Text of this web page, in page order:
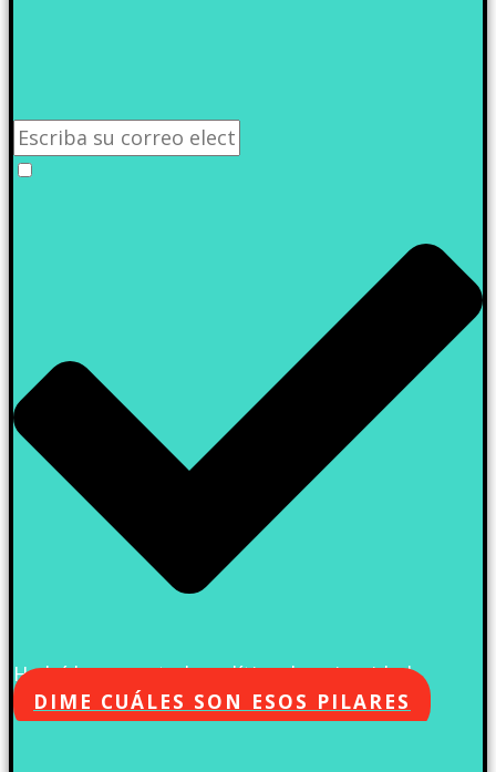
He leído y acepto la política de privacidad
DIME CUÁLES SON ESOS PILARES